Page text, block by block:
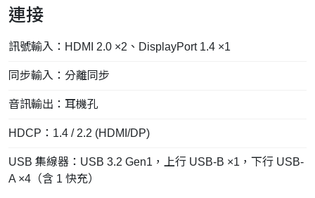
連接
訊號輸入：HDMI 2.0 ×2、DisplayPort 1.4 ×1
同步輸入：分離同步
音訊輸出：耳機孔
HDCP：1.4 / 2.2 (HDMI/DP)
USB 集線器：USB 3.2 Gen1，上行 USB-B ×1，下行 USB-
A ×4（含 1 快充）